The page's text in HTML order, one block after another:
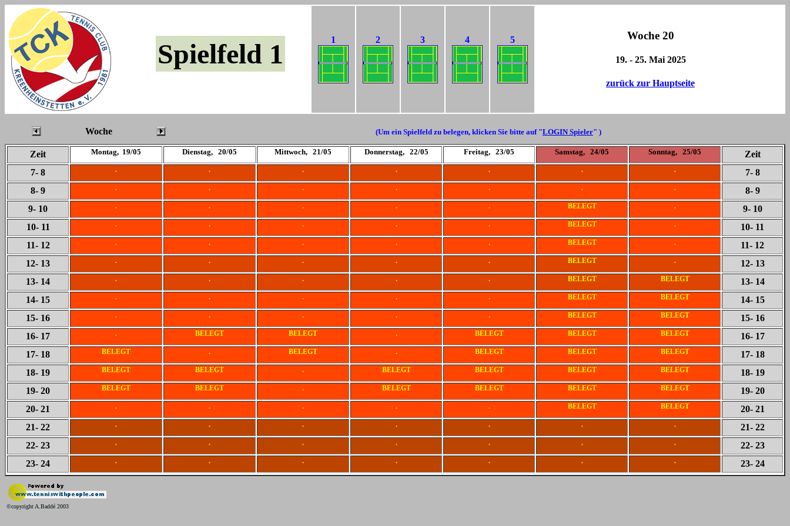
Spielfeld 1 1 2 3 4 5 Woche 20
19. - 25. Mai 2025
zurück zur Hauptseite
Woche (Um ein Spielfeld zu belegen, klicken Sie bitte auf "LOGIN Spieler" )
Zeit Montag, 19/05 Dienstag, 20/05 Mittwoch, 21/05 Donnerstag, 22/05 Freitag, 23/05 Samstag, 24/05 Sonntag, 25/05
Zeit
7- 8 . . . . . . . 7- 8
8- 9 . . . . . . . 8- 9
9- 10 . . . . . BELEGT . 9- 10
10- 11 . . . . . BELEGT . 10- 11
11- 12 . . . . . BELEGT . 11- 12
12- 13 . . . . . BELEGT . 12- 13
13- 14 . . . . . BELEGT BELEGT 13- 14
14- 15 . . . . . BELEGT BELEGT 14- 15
15- 16 . . . . . BELEGT BELEGT 15- 16
16- 17 . BELEGT BELEGT . BELEGT BELEGT BELEGT 16- 17
17- 18 BELEGT . BELEGT . BELEGT BELEGT BELEGT 17- 18
18- 19 BELEGT BELEGT . BELEGT BELEGT BELEGT BELEGT 18- 19
19- 20 BELEGT BELEGT . BELEGT BELEGT BELEGT BELEGT 19- 20
20- 21 . . . . . BELEGT BELEGT 20- 21
21- 22 . . . . . . . 21- 22
22- 23 . . . . . . . 22- 23
23- 24 . . . . . . . 23- 24
©copyright A.Baddé 2003